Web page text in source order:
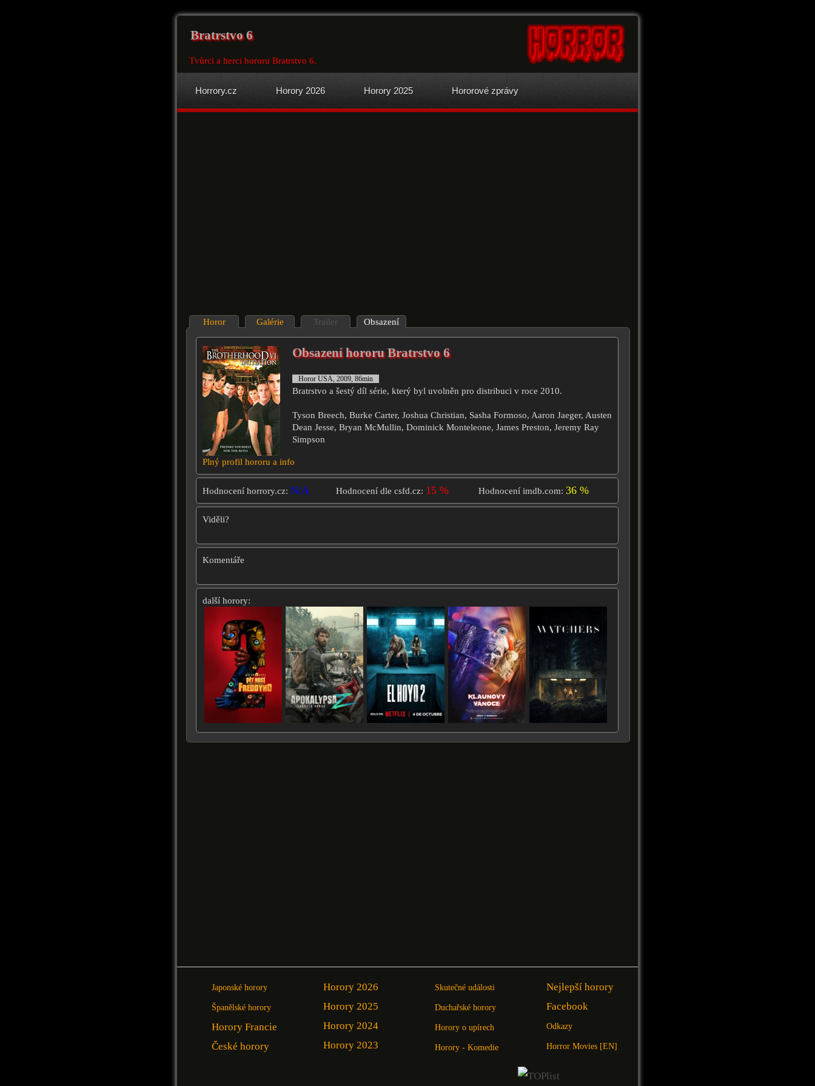
Bratrstvo 6
Tvůrci a herci hororu Bratrstvo 6.
Horrory.cz Horory 2026 Horory 2025 Hororové zprávy
Horor Galérie Trailer Obsazení
Obsazení hororu Bratrstvo 6
Horor USA, 2009, 86min
Bratrstvo a šestý díl série, který byl uvolněn pro distribuci v roce 2010.
Tyson Breech, Burke Carter, Joshua Christian, Sasha Formoso, Aaron Jaeger, Austen
Dean Jesse, Bryan McMullin, Dominick Monteleone, James Preston, Jeremy Ray
Simpson
Plný profil hororu a info
Hodnocení horrory.cz: N/A Hodnocení dle csfd.cz: 15 % Hodnocení imdb.com: 36 %
Viděli?
Komentáře
další horory:
Japonské horory
Španělské horory
Horory Francie
České horory
Horory 2026
Horory 2025
Horory 2024
Horory 2023
Skutečné události
Duchařské horory
Horory o upírech
Horory - Komedie
Nejlepší horory
Facebook
Odkazy
Horror Movies [EN]